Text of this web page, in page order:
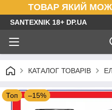
ТОВАР ЯКИЙ
SANTEXNIK 18+ DP.UA
КАТАЛОГ ТОВАРІВ
Топ –15%